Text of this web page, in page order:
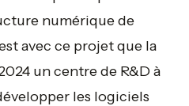
numérique de
avec ce projet que la
un centre de R&D à
les logiciels